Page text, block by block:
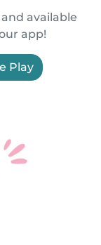
available
app!
Play